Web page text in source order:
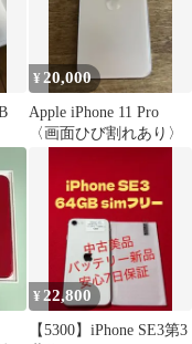
¥ 20,000
Apple iPhone 11 Pro
〈画面ひび割れあり〉
¥ 22,800
【5300】iPhone SE3第3